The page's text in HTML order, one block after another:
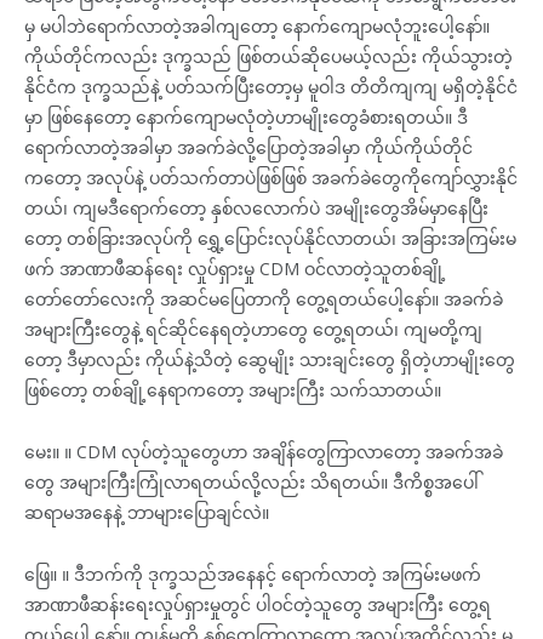
မှ မပါဘဲရောက်လာတဲ့အခါကျတော့ နောက်ကျောမလုံဘူးပေါ့နော်။
ကိုယ်တိုင်ကလည်း ဒုက္ခသည် ဖြစ်တယ်ဆိုပေမယ့်လည်း ကိုယ်သွားတဲ့
နိုင်ငံက ဒုက္ခသည်နဲ့ ပတ်သက်ပြီးတော့မှ မူဝါဒ တိတိကျကျ မရှိတဲ့နိုင်ငံ
မှာ ဖြစ်နေတော့ နောက်ကျောမလုံတဲ့ဟာမျိုးတွေခံစားရတယ်။ ဒီ
ရောက်လာတဲ့အခါမှာ အခက်ခဲလို့ပြောတဲ့အခါမှာ ကိုယ်ကိုယ်တိုင်
ကတော့ အလုပ်နဲ့ ပတ်သက်တာပဲဖြစ်ဖြစ် အခက်ခဲတွေကိုကျော်လွှားနိုင်
တယ်၊ ကျမဒီရောက်တော့ နှစ်လလောက်ပဲ အမျိုးတွေအိမ်မှာနေပြီး
တော့ တစ်ခြားအလုပ်ကို ရွှေ့ပြောင်းလုပ်နိုင်လာတယ်၊ အခြားအကြမ်းမ
ဖက် အာဏာဖီဆန်ရေး လှုပ်ရှားမှု CDM ဝင်လာတဲ့သူတစ်ချို့
တော်တော်လေးကို အဆင်မပြေတာကို တွေ့ရတယ်ပေါ့နော်။ အခက်ခဲ
အများကြီးတွေနဲ့ ရင်ဆိုင်နေရတဲ့ဟာတွေ တွေ့ရတယ်၊ ကျမတို့ကျ
တော့ ဒီမှာလည်း ကိုယ်နဲ့သိတဲ့ ဆွေမျိုး သားချင်းတွေ ရှိတဲ့ဟာမျိုးတွေ
ဖြစ်တော့ တစ်ချို့နေရာကတော့ အများကြီး သက်သာတယ်။
မေး။ ။ CDM လုပ်တဲ့သူတွေဟာ အချိန်တွေကြာလာတော့ အခက်အခဲ
တွေ အများကြီးကြုံလာရတယ်လို့လည်း သိရတယ်။ ဒီကိစ္စအပေါ်
ဆရာမအနေနဲ့ ဘာများပြောချင်လဲ။
ဖြေ။ ။ ဒီဘက်ကို ဒုက္ခသည်အနေနင့် ရောက်လာတဲ့ အကြမ်းမဖက်
အာဏာဖီဆန်းရေးလှုပ်ရှားမှုတွင် ပါဝင်တဲ့သူတွေ အများကြီး တွေ့ရ